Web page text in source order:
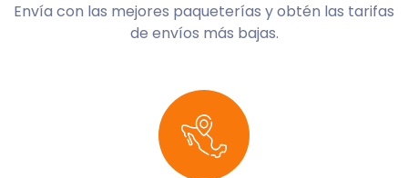
Envía con las mejores paqueterías y obtén las tarifas
de envíos más bajas.